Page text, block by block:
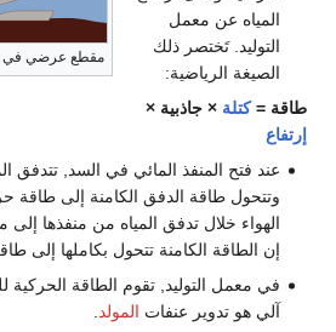
مقطع عرضي في سد كهرمائي
في السد, تتدفق المياه بتأثير الجاذبية,
إلى طاقة حركية. وإذا أهملنا مقاومة
من منفذها إلى معمل التوليد, يمكن القول
بكاملها إلى طاقة حركية.
الطاقة الحركية للمياه (قوة الدفع) بشغل